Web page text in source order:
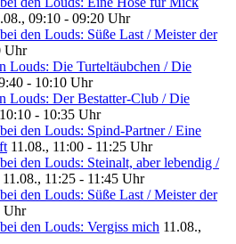
09:10 - 09:20 Uhr
den Louds: Süße Last / Meister der
Uhr
Louds: Die Turteltäubchen / Die
- 10:10 Uhr
Louds: Der Bestatter-Club / Die
- 10:35 Uhr
den Louds: Spind-Partner / Eine
11.08., 11:00 - 11:25 Uhr
den Louds: Steinalt, aber lebendig /
11.08., 11:25 - 11:45 Uhr
den Louds: Süße Last / Meister der
Uhr
den Louds: Vergiss mich 11.08.,